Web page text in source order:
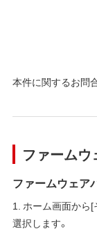
本件に関するお問
ファーム
ファームウェア
1. ホーム画面から
選択します。